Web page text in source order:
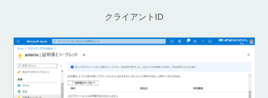
クライアントID